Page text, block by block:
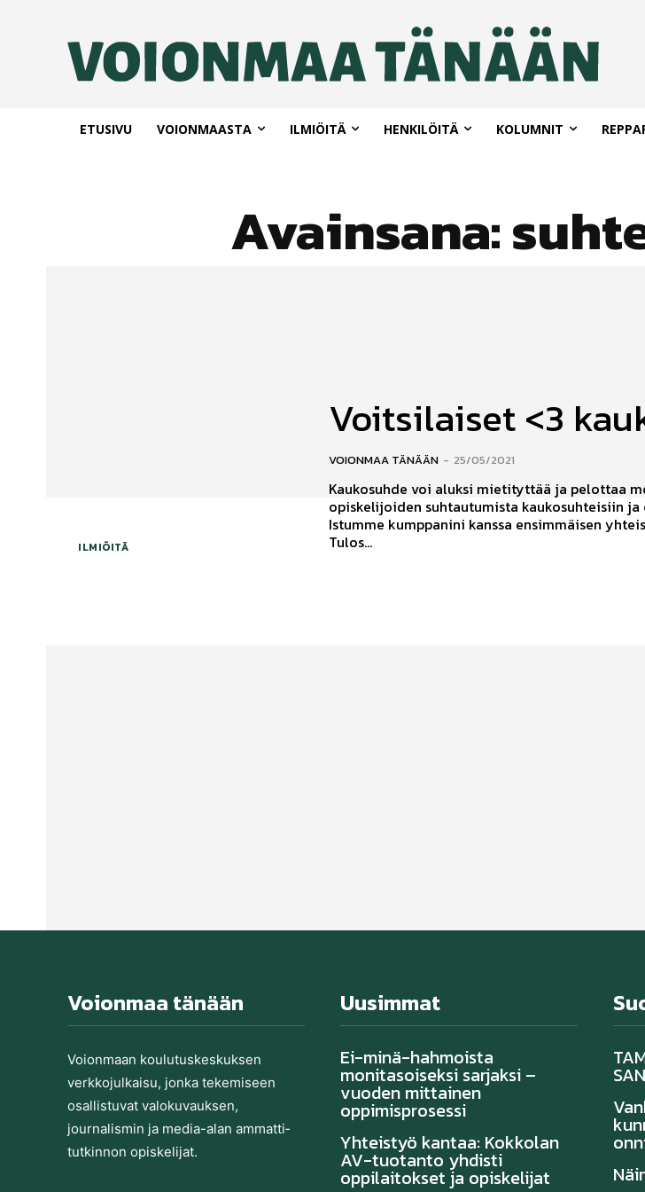
ETUSIVU VOIONMAASTA ILMIÖITÄ HENKILÖITÄ KOLUMNIT
Avainsana:
ILMIÖITÄ
Voitsilaiset <3
VOIONMAA TÄNÄÄN - 25/05/2021
Kaukosuhde voi aluksi mietityttää ja pelottaa
opiskelijoiden suhtautumista kaukosuhteisiin
Istumme kumppanini kanssa ensimmäisen
Tulos...
Voionmaa tänään
Voionmaan koulutu­skeskuksen
verkkojulkaisu, jonka tekemiseen
osallistuvat valo­kuvauksen,
journalismin ja media-alan ammatti­
tutkinnon opiskelijat.
Uusimmat
Ei-minä-hahmoista
monitasoiseksi sarjaksi –
vuoden mittainen
oppimisprosessi
Yhteistyö kantaa: Kokkolan
AV-tuotanto yhdisti
oppilaitokset ja opiskelijat